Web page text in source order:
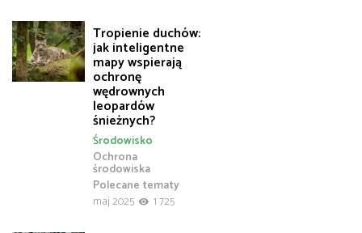
Tropienie duchów:
jak inteligentne
mapy wspierają
ochronę
wędrownych
leopardów
śnieżnych?
Ochrona
środowiska
Polecane tematy
Środowisko
maj 2025 1 725